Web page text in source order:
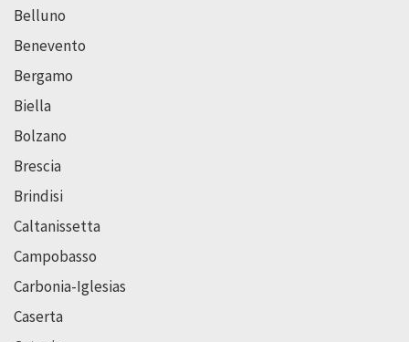
Belluno
Benevento
Bergamo
Biella
Bolzano
Brescia
Brindisi
Caltanissetta
Campobasso
Carbonia-Iglesias
Caserta